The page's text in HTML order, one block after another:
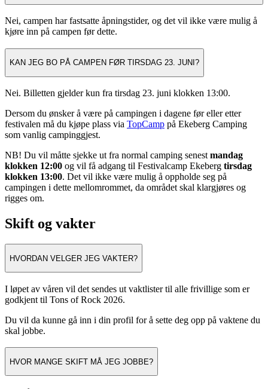
Nei, campen har fastsatte åpningstider, og det vil ikke være mulig å
kjøre inn på campen før dette.
KAN JEG BO PÅ CAMPEN FØR TIRSDAG 23. JUNI?
Nei. Billetten gjelder kun fra tirsdag 23. juni klokken 13:00.
Dersom du ønsker å være på campingen i dagene før eller etter
festivalen må du kjøpe plass via TopCamp på Ekeberg Camping
som vanlig campinggjest.
NB! Du vil måtte sjekke ut fra normal camping senest mandag
klokken 12:00 og vil få adgang til Festivalcamp Ekeberg tirsdag
klokken 13:00. Det vil ikke være mulig å oppholde seg på
campingen i dette mellomrommet, da området skal klargjøres og
rigges om.
Skift og vakter
HVORDAN VELGER JEG VAKTER?
I løpet av våren vil det sendes ut vaktlister til alle frivillige som er
godkjent til Tons of Rock 2026.
Du vil da kunne gå inn i din profil for å sette deg opp på vaktene du
skal jobbe.
HVOR MANGE SKIFT MÅ JEG JOBBE?